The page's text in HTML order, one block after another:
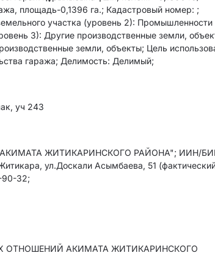
площадь-0,1396 га.; Кадастровый номер: ;
участка (уровень 2): Промышленности
3): Другие производственные земли,
земли, объекты; Цель
гаража; Делимость: Делимый;
уч 243
ЖИТИКАРИНСКОГО РАЙОНА"; ИИН/
ул.Доскали Асымбаева, 51
90-32;
ОТНОШЕНИЙ АКИМАТА ЖИТИКАРИНСКОГО